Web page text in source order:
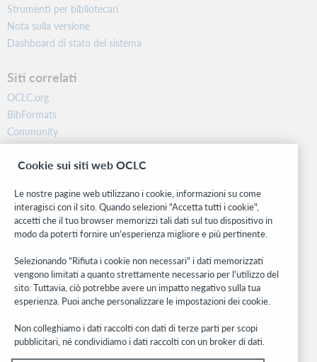
Strumenti per bibliotecari
Nota sulla versione
Dashboard di stato del sistema
Siti correlati
OCLC.org
BibFormats
Community
Ricerca
WebJunction
Stay in the know.
Ricevi gli ultimi aggiornamenti di prodotti, ricerche, eventi e molto
altro direttamente nella tua casella di posta.
Subscribe now
Cookie sui siti web OCLC
Le nostre pagine web utilizzano i cookie, informazioni su come
interagisci con il sito. Quando selezioni "Accetta tutti i cookie",
accetti che il tuo browser memorizzi tali dati sul tuo dispositivo in
modo da poterti fornire un'esperienza migliore e più pertinente.
Selezionando "Rifiuta i cookie non necessari" i dati memorizzati
vengono limitati a quanto strettamente necessario per l'utilizzo del
sito. Tuttavia, ciò potrebbe avere un impatto negativo sulla tua
esperienza. Puoi anche personalizzare le impostazioni dei cookie.
Non colleghiamo i dati raccolti con dati di terze parti per scopi
pubblicitari, né condividiamo i dati raccolti con un broker di dati.